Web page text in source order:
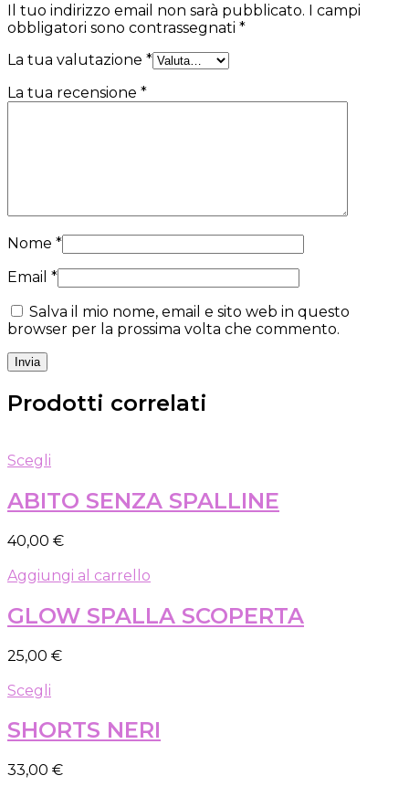
Il tuo indirizzo email non sarà pubblicato. I campi
obbligatori sono contrassegnati *
La tua valutazione *
La tua recensione *
Nome *
Email *
Salva il mio nome, email e sito web in questo
browser per la prossima volta che commento.
Prodotti correlati
Scegli
ha
più
Le
possono
scelte
nella
pagina
ABITO SENZA SPALLINE
40,00 €
Aggiungi al carrello
GLOW SPALLA SCOPERTA
25,00 €
Scegli
ha
più
Le
SHORTS NERI
33,00 €